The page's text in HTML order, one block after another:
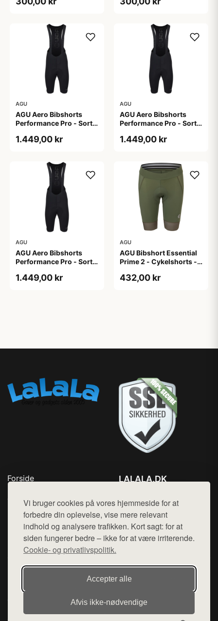
Vi bruger cookies på vores hjemmeside for at
forbedre din oplevelse, vise mere relevant
indhold og analysere trafikken. Kort sagt: for at
siden fungerer bedre – ikke for at være irriterende.
Cookie- og privatlivspolitik.
Accepter alle
Afvis ikke‑nødvendige
AGU
AGU Aero Bibshorts
Performance Pro - Sort -
1.449,00 kr
AGU
AGU Aero Bibshorts
Performance Pro - Sort -
1.449,00 kr
AGU
AGU Aero Bibshorts
Performance Pro - Sort -
1.449,00 kr
AGU
AGU Bibshort Essential
Prime 2 - Cykelshorts -
2XL
432,00 kr
Forside
Top Rabatter
Blog
Kontakt
LALALA.DK
Mail: hej@want.dk
Cookie- og privatlivspolitik
Denne side er en del af want.dk, der udgiver en række
hjemmesider med præsentation af forskellige produkter fra
diverse webshops. Der sælges ikke varer fra denne side - vi